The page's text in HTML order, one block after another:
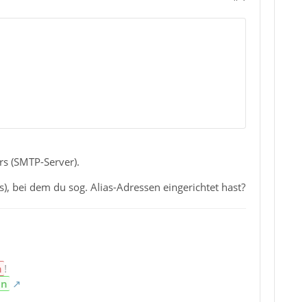
(SMTP-Server).
bei dem du sog. Alias-Adressen eingerichtet hast?
!